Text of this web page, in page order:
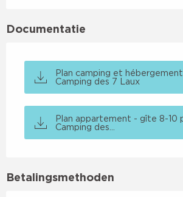
Documentatie
Plan camping et
Camping des 7 Laux
Plan appartement - gîte 8-10
Camping des...
Betalingsmethoden